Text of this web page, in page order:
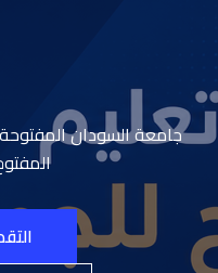
جامعة السودان